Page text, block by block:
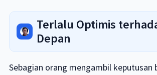
Terlalu Optimis
Depan
Sebagian orang mengambil keputusan